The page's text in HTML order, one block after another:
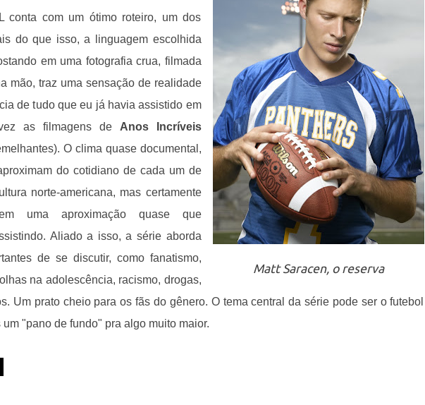
Matt Saracen, o reserva
conta com um ótimo roteiro, um dos
do que isso, a linguagem escolhida
em uma fotografia crua, filmada
mão, traz uma sensação de realidade
de tudo que eu já havia assistido em
as filmagens de Anos Incríveis
O clima quase documental,
do cotidiano de cada um de
norte-americana, mas certamente
uma aproximação quase que
Aliado a isso, a série aborda
de se discutir, como fanatismo,
na adolescência, racismo, drogas,
Um prato cheio para os fãs do gênero. O tema central da série pode ser o futebol
"pano de fundo" pra algo muito maior.